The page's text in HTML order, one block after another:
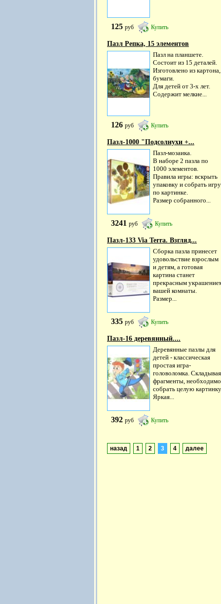
125 руб Купить
Пазл Репка, 15 элементов
Пазл на планшете.
Состоит из 15 деталей.
Изготовлено из картона,
бумаги.
Для детей от 3-х лет.
Содержит мелкие...
126 руб Купить
Пазл-1000 "Подсолнухи +...
Пазл-мозаика.
В наборе 2 пазла по
1000 элементов.
Правила игры: вскрыть
упаковку и собрать игру
по картинке.
Размер собранного...
3241 руб Купить
Пазл-133 Via Terra. Взгляд...
Сборка пазла принесет
удовольствие взрослым
и детям, а готовая
картина станет
прекрасным
вашей комнаты.
Размер...
335 руб Купить
Пазл-16 деревянный....
Деревянные пазлы для
детей - классическая
простая игра-
головоломка. Складывая
фрагменты, необходимо
собрать целую
Яркая...
392 руб Купить
назад 1 2 3 4 далее